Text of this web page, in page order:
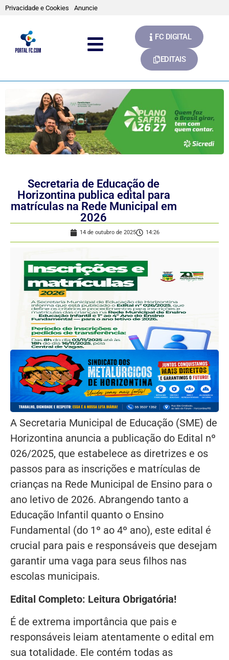
Privacidade e Cookies Anuncie
FC DIGITAL
EDITAIS
Secretaria de Educação de
Horizontina publica edital para
matrículas na Rede Municipal em
2026
14 de outubro de 2025 14:26
A Secretaria Municipal de Educação (SME) de
Horizontina anuncia a publicação do Edital nº
026/2025, que estabelece as diretrizes e os
passos para as inscrições e matrículas de
crianças na Rede Municipal de Ensino para o
ano letivo de 2026. Abrangendo tanto a
Educação Infantil quanto o Ensino
Fundamental (do 1º ao 4º ano), este edital é
crucial para pais e responsáveis que desejam
garantir uma vaga para seus filhos nas
escolas municipais.
Edital Completo: Leitura Obrigatória!
É de extrema importância que pais e
responsáveis leiam atentamente o edital em
sua totalidade. Ele contém todas as